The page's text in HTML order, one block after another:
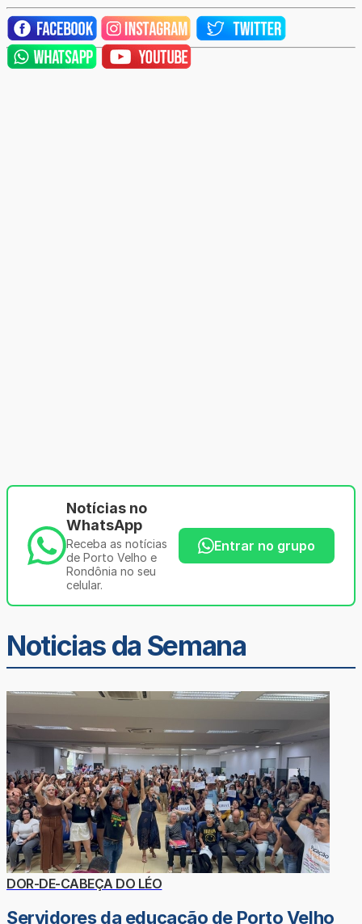
Notícias no
WhatsApp
Receba as notícias
de Porto Velho e
Rondônia no seu
celular.
Entrar no grupo
Noticias da Semana
DOR-DE-CABEÇA DO LÉO
Servidores da educação de Porto Velho